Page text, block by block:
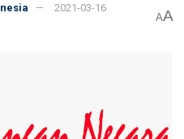
2021-03-16
AA